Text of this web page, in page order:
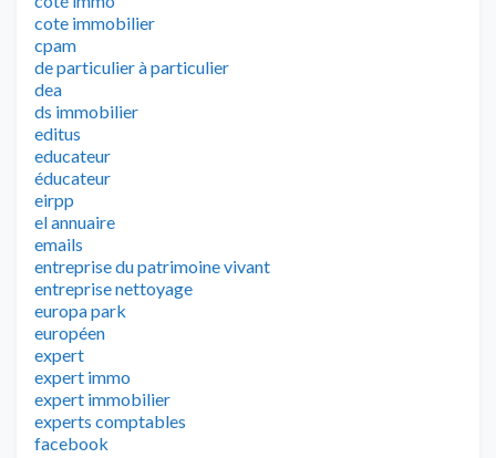
cote immobilier
cpam
de particulier à particulier
dea
ds immobilier
editus
educateur
éducateur
eirpp
el annuaire
emails
entreprise du patrimoine vivant
entreprise nettoyage
europa park
européen
expert
expert immo
expert immobilier
experts comptables
facebook